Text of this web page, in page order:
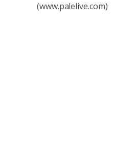
(www.palelive.com)